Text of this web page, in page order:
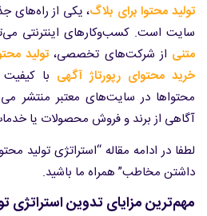
تولید محتوا برای بلاگ، یکی از راه‌های
سایت است. کسب‌وکارهای اینترنتی
متنی از شرکت‌های تخصصی، تولید
خرید محتوای رپورتاژ آگهی با
محتواها در سایت‌های معتبر منتشر
آگاهی از برند و فروش محصولات یا
لطفا در ادامه مقاله “استراتژی
داشتن مخاطب” همراه ما باشید.
مهم‌ترین مزایای تدوین استراتژی